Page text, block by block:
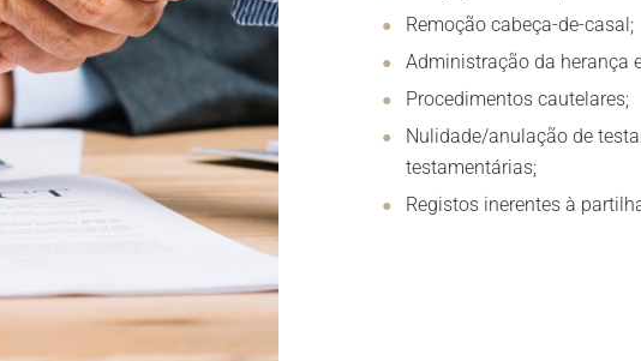
Remoção cabeça-de-casal;
Administração da herança
Procedimentos cautelares;
Nulidade/anulação de
testamentárias;
Registos inerentes à